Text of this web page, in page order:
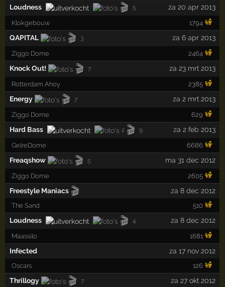
Loudness 🎬 5 za 20 apr 2013
Klokgebouw 1794
QAPITAL 🎬 3 za 6 apr 2013
Ziggo Dome 2464
Knock Out! 🎬 7 za 23 mrt 2013
Rotterdam Ahoy 2385
Energy 🎬 7 za 2 mrt 2013
Ziggo Dome 629
Hard Bass 2 🎬 9 za 2 feb 2013
GelreDome 6686
Freaqshow 🎬 5 ma 31 dec 2012
Ziggo Dome 2605
Freestyle Maniacs 🎬 za 8 dec 2012
The Sand 510
Loudness 🎬 4 za 8 dec 2012
Maassilo 1681
Infected za 17 nov 2012
Oscars 126
Thrillogy 🎬 7 za 27 okt 2012